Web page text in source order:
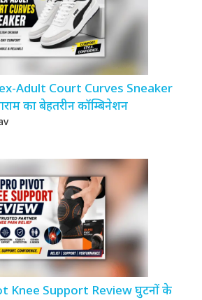
Adult Court Curves Sneaker
का बेहतरीन कॉम्बिनेशन
Knee Support Review घुटनों के